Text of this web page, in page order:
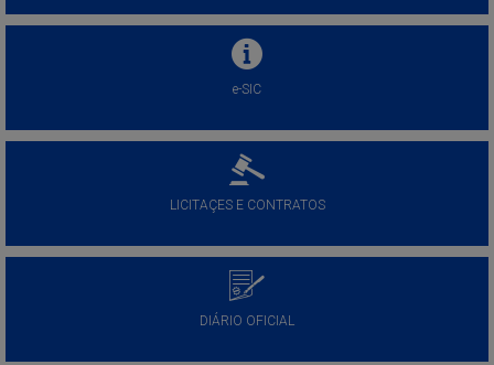
e-SIC
LICITAÇES E CONTRATOS
DIÁRIO OFICIAL